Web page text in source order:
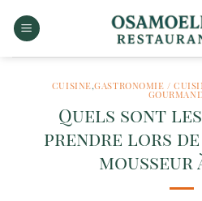
CUISINE,GASTRONOMIE /
Quels sont
prendre lors de
mousseur